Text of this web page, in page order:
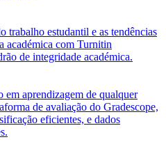
trabalho estudantil e as tendências
académica com Turnitin
de integridade académica.
em aprendizagem de qualquer
de avaliação do Gradescope,
eficientes, e dados